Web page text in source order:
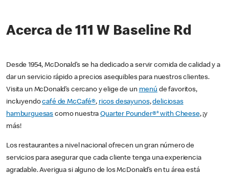
Acerca de 111 W Baseline Rd
Desde 1954, McDonald’s se ha dedicado a servir comida de calidad y a
dar un servicio rápido a precios asequibles para nuestros clientes.
Visita un McDonald’s cercano y elige de un menú de favoritos,
incluyendocafé de McCafé®, ricos desayunos,deliciosas
hamburguesas como nuestraQuarter Pounder®* with Cheese, ¡y
más!
Los restaurantes a nivel nacional ofrecen un gran número de
servicios para asegurar que cada cliente tenga una experiencia
agradable. Averigua si alguno de los McDonald’s en tu área está